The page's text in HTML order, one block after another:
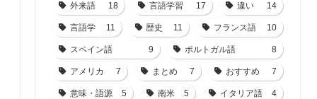
外来語 18 言語学習 17 違い 14
言語学 11 歴史 11 フランス語 10
スペイン語 9 ポルトガル語 8
アメリカ 7 まとめ 7 おすすめ 7
意味・語源 5 南米 5 イタリア語 4